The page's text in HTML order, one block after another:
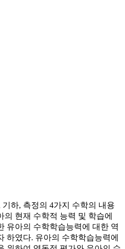
하, 측정의 4가지 수학의 내용
현재 수학적 능력 및 학습에
유아의 수학학습능력에 대한 역
하였다. 유아의 수학학습능력에